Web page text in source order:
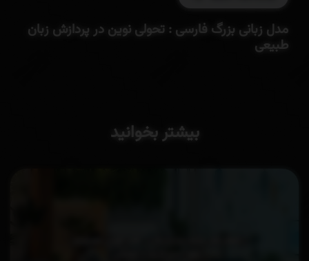
مدل زبانی بزرگ فارسی : تحولی نوین در پردازش زبان
طبیعی
بیشتر بخوانید